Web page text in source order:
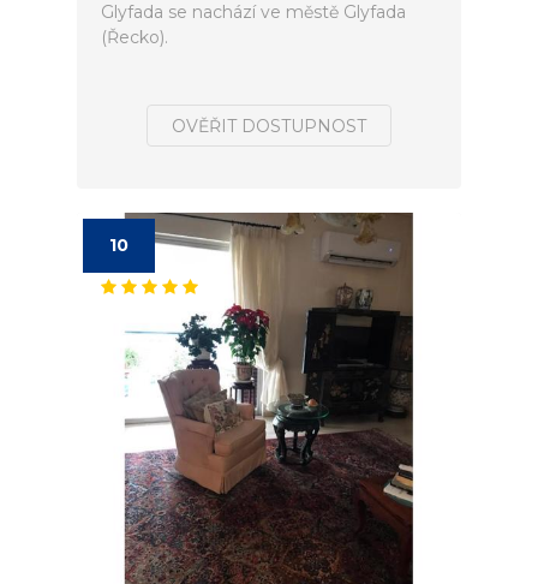
Glyfada se nachází ve městě Glyfada
(Řecko).
OVĚŘIT DOSTUPNOST
10